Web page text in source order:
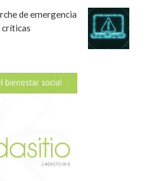
de emergencia
críticas